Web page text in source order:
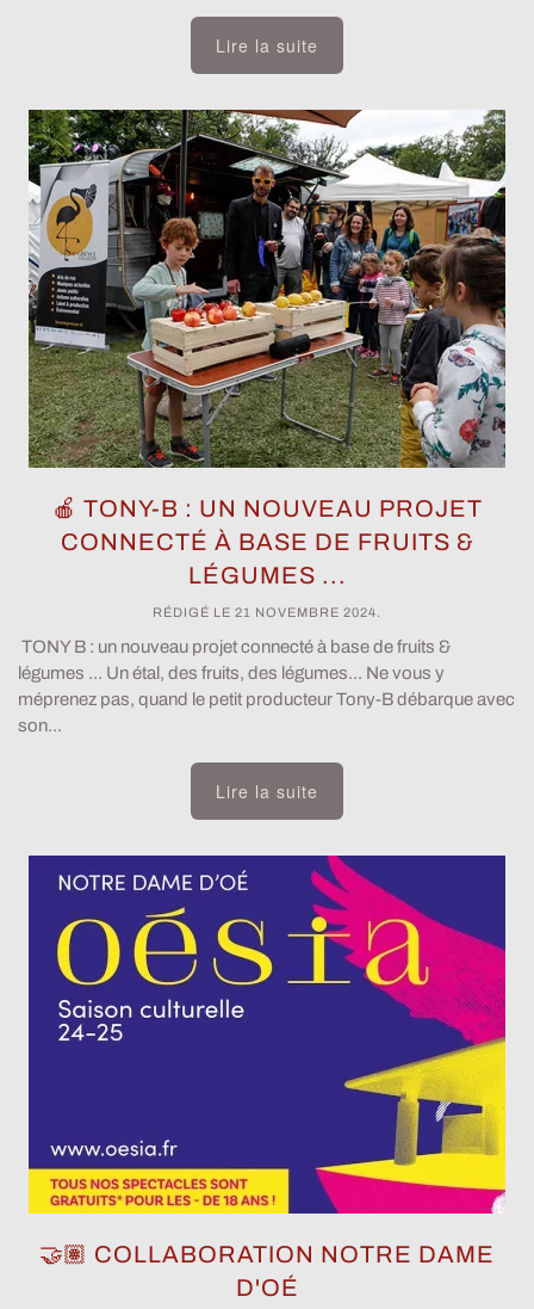
Lire la suite
🍎 TONY-B : UN NOUVEAU PROJET
CONNECTÉ À BASE DE FRUITS &
LÉGUMES ...
RÉDIGÉ LE 21 NOVEMBRE 2024
TONY B : un nouveau projet connecté à base de fruits &
légumes ... Un étal, des fruits, des légumes... Ne vous y
méprenez pas, quand le petit producteur Tony-B débarque avec
son...
Lire la suite
🤝🏽 COLLABORATION NOTRE DAME
D'OÉ